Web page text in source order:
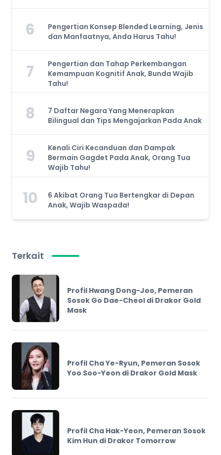
6
Pengertian Konsep Blended Learning, Jenis
dan Manfaatnya, Anda Harus Tahu!
7
Pengertian dan Tahap Perkembangan
Kemampuan Kognitif Anak, Bunda Wajib
Tahu!
8
7 Daftar Negara Yang Menerapkan
Bilingual dan Tips Mengajarkan Pada Anak
9
Kenali Ciri Kecanduan dan Dampak
Bermain Gagdet Pada Anak, Orang Tua
Wajib Tahu!
10
6 Akibat Orang Tua Bertengkar di Depan
Anak, Wajib Waspada!
Terkait
Profil Hwang Dong-Joo, Pemeran
Sosok Go Dae-Cheol di Drakor Gold
Mask
Profil Cha Ye-Ryun, Pemeran Sosok
Yoo Soo-Yeon di Drakor Gold Mask
Profil Cha Hak-Yeon, Pemeran Sosok
Kim Hun di Drakor Tomorrow